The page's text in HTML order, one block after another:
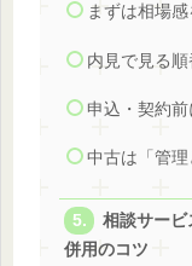
まずは相場
内見で見る
申込・契約
中古は「管
相談サービ
併用のコツ